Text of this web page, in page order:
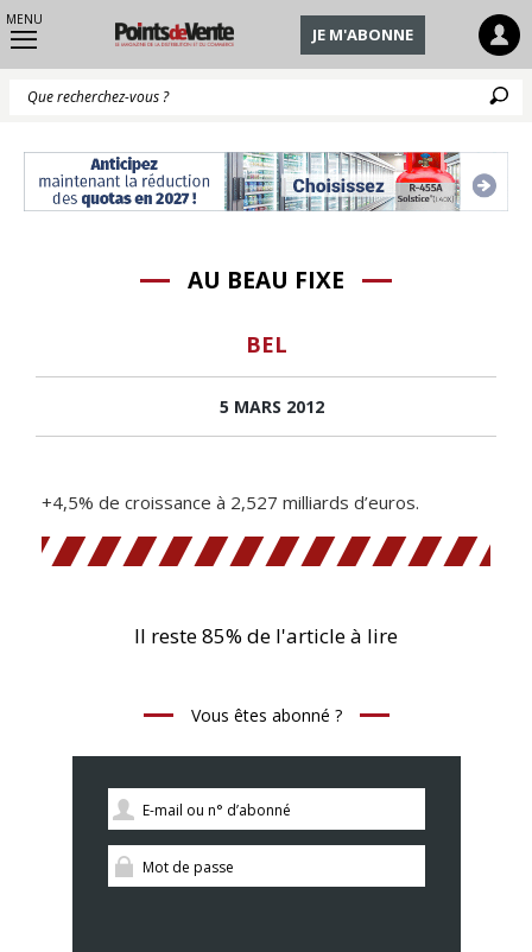
MENU
JE M'ABONNE
AU BEAU FIXE
BEL
5 MARS 2012
+4,5% de croissance à 2,527 milliards d’euros.
Il reste 85% de l'article à lire
Vous êtes abonné ?